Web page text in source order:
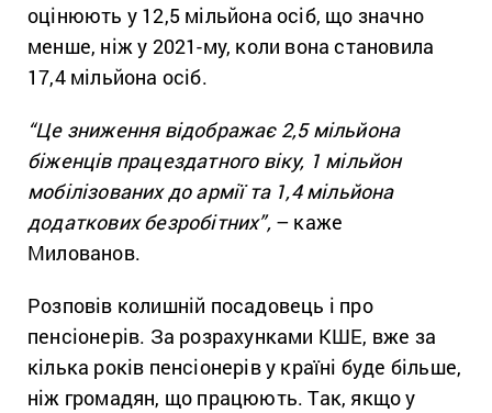
оцінюють у 12,5 мільйона осіб, що значно
менше, ніж у 2021-му, коли вона становила
17,4 мільйона осіб.
“Це зниження відображає 2,5 мільйона
біженців працездатного віку, 1 мільйон
мобілізованих до армії та 1,4 мільйона
додаткових безробітних”,– каже
Милованов.
Розповів колишній посадовець і про
пенсіонерів. За розрахунками КШЕ, вже за
кілька років пенсіонерів у країні буде більше,
ніж громадян, що працюють. Так, якщо у